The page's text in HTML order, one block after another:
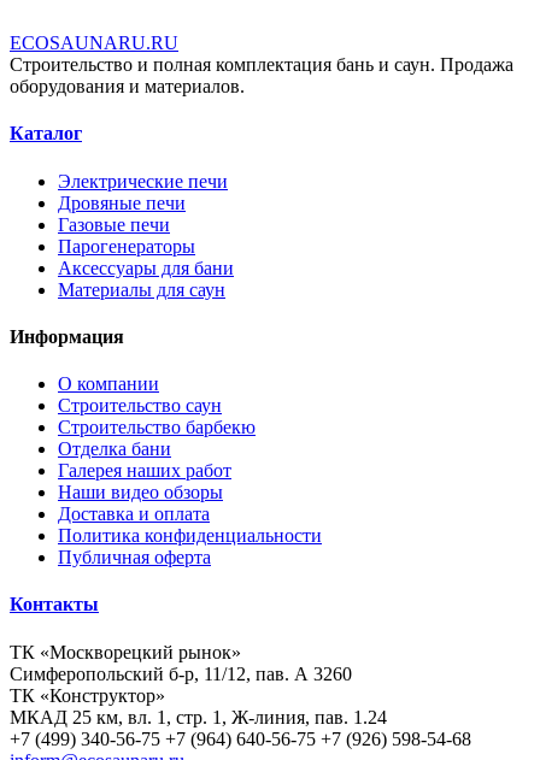
ECOSAUNARU.RU
Строительство и полная комплектация бань и саун. Продажа
оборудования и материалов.
Каталог
Электрические печи
Дровяные печи
Газовые печи
Парогенераторы
Аксессуары для бани
Материалы для саун
Информация
О компании
Строительство саун
Строительство барбекю
Отделка бани
Галерея наших работ
Наши видео обзоры
Доставка и оплата
Политика конфиденциальности
Публичная оферта
Контакты
ТК «Москворецкий рынок»
Симферопольский б-р, 11/12, пав. А 3260
ТК «Конструктор»
МКАД 25 км, вл. 1, стр. 1, Ж-линия, пав. 1.24
+7 (499) 340-56-75 +7 (964) 640-56-75 +7 (926) 598-54-68